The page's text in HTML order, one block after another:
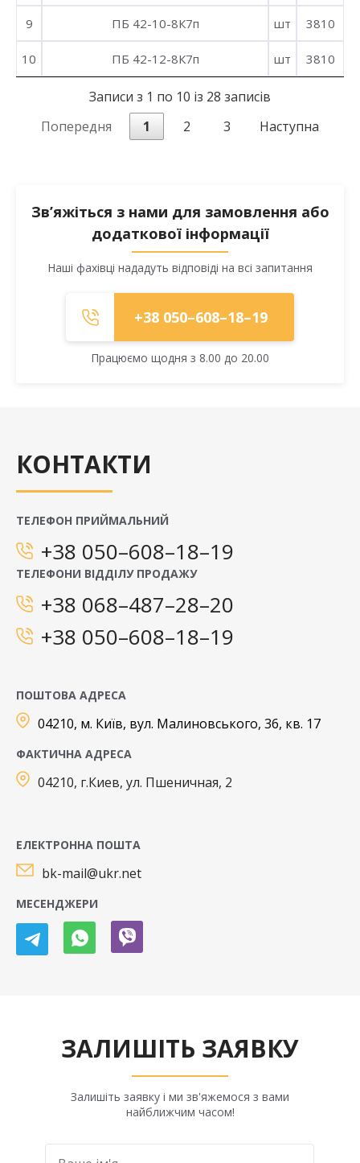
9 ПБ 42-10-8К7п шт 3810
10 ПБ 42-12-8К7п шт 3810
Записи з 1 по 10 із 28 записів
Попередня
1 2 3 Наступна
Зв’яжіться з нами для замовлення або
додаткової інформації
Наші фахівці нададуть відповіді на всі запитання
+38 050–608–18–19
Працюємо щодня з 8.00 до 20.00
КОНТАКТИ
ТЕЛЕФОН ПРИЙМАЛЬНИЙ
+38 050–608–18–19
ТЕЛЕФОНИ ВІДДІЛУ ПРОДАЖУ
+38 068–487–28–20
+38 050–608–18–19
ПОШТОВА АДРЕСА
04210, м. Київ, вул. Малиновського, 36, кв. 17
ФАКТИЧНА АДРЕСА
04210, г.Киев, ул. Пшеничная, 2
ЕЛЕКТРОННА ПОШТА
bk-mail@ukr.net
МЕСЕНДЖЕРИ
ЗАЛИШІТЬ ЗАЯВКУ
Залишіть заявку і ми зв'яжемося з вами
найближчим часом!